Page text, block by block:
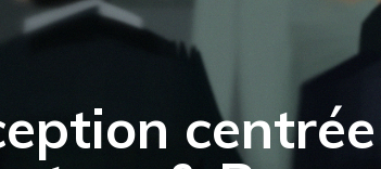
centrée